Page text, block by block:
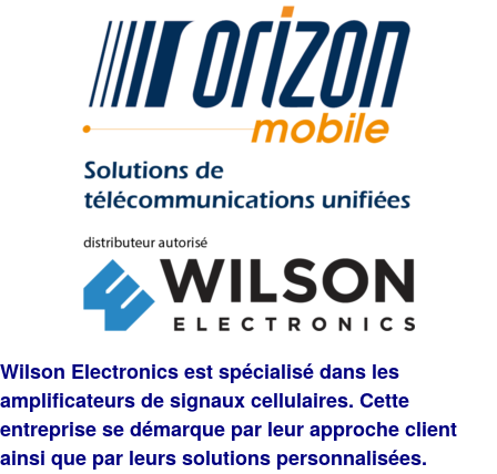
Wilson Electronics est spécialisé dans les
amplificateurs de signaux cellulaires. Cette
entreprise se démarque par leur approche client
ainsi que par leurs solutions personnalisées.